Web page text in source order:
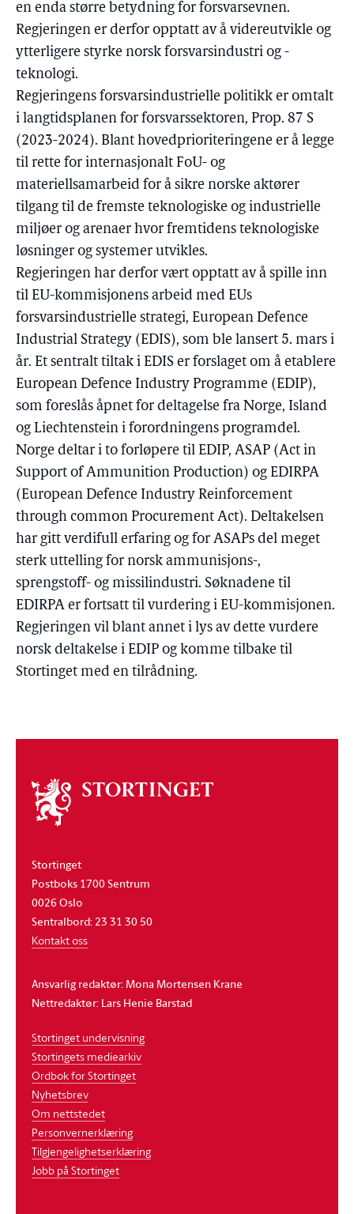
en enda større betydning for forsvarsevnen.
Regjeringen er derfor opptatt av å videreutvikle og
ytterligere styrke norsk forsvarsindustri og -
teknologi.
Regjeringens forsvarsindustrielle politikk er omtalt
i langtidsplanen for forsvarssektoren, Prop. 87 S
(2023-2024). Blant hovedprioriteringene er å legge
til rette for internasjonalt FoU- og
materiellsamarbeid for å sikre norske aktører
tilgang til de fremste teknologiske og industrielle
miljøer og arenaer hvor fremtidens teknologiske
løsninger og systemer utvikles.
Regjeringen har derfor vært opptatt av å spille inn
til EU-kommisjonens arbeid med EUs
forsvarsindustrielle strategi, European Defence
Industrial Strategy (EDIS), som ble lansert 5. mars i
år. Et sentralt tiltak i EDIS er forslaget om å etablere
European Defence Industry Programme (EDIP),
som foreslås åpnet for deltagelse fra Norge, Island
og Liechtenstein i forordningens programdel.
Norge deltar i to forløpere til EDIP, ASAP (Act in
Support of Ammunition Production) og EDIRPA
(European Defence Industry Reinforcement
through common Procurement Act). Deltakelsen
har gitt verdifull erfaring og for ASAPs del meget
sterk uttelling for norsk ammunisjons-,
sprengstoff- og missilindustri. Søknadene til
EDIRPA er fortsatt til vurdering i EU-kommisjonen.
Regjeringen vil blant annet i lys av dette vurdere
norsk deltakelse i EDIP og komme tilbake til
Stortinget med en tilrådning.
Om
stortinget
Stortinget
Postboks 1700 Sentrum
0026 Oslo
Sentralbord: 23 31 30 50
Kontakt oss
Ansvarlig redaktør: Mona Mortensen Krane
Nettredaktør: Lars Henie Barstad
Stortinget undervisning
Stortingets mediearkiv
Ordbok for Stortinget
Nyhetsbrev
Om nettstedet
Personvernerklæring
Tilgjengelighetserklæring
Jobb på Stortinget